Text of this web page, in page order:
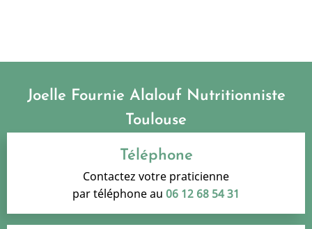
Joelle Fournie Alalouf Nutritionniste
Toulouse
Téléphone
Contactez votre praticienne
par téléphone au 06 12 68 54 31